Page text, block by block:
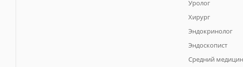
Уролог
Хирург
Эндокринолог
Эндоскопист
Средний